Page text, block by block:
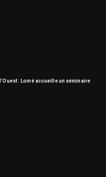
: Lomé accueille un séminaire